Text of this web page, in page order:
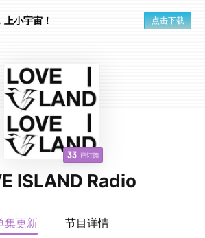
上小宇宙！ 点击下载
33 已订阅
ISLAND Radio
集更新 节目详情